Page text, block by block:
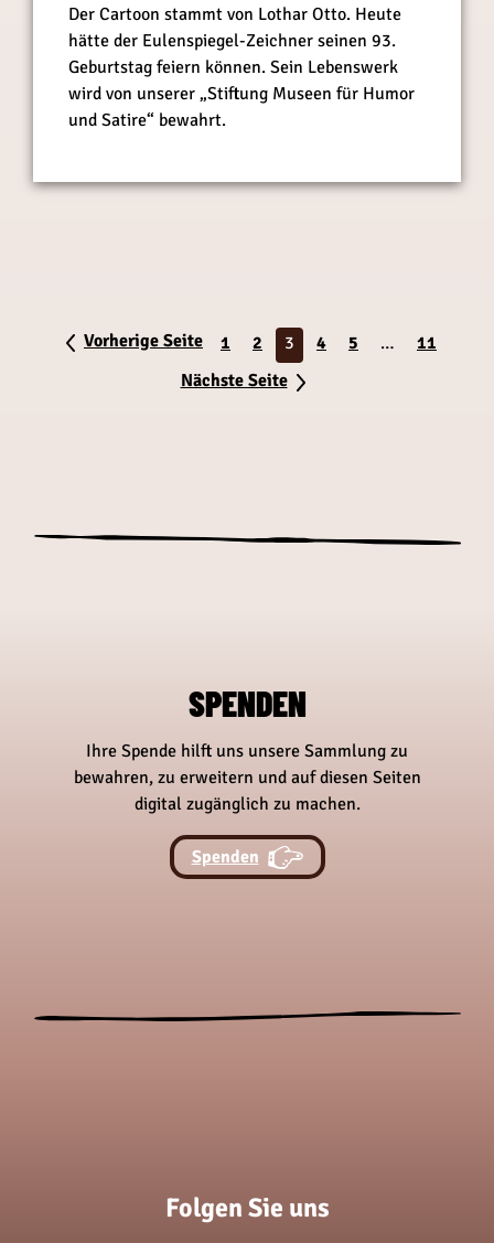
Der Cartoon stammt von Lothar Otto. Heute
hätte der Eulenspiegel-Zeichner seinen 93.
Geburtstag feiern können. Sein Lebenswerk
wird von unserer „Stiftung Museen für Humor
und Satire“ bewahrt.
Vorherige Seite 1 2 3 4 5 …
11
Nächste Seite
SPENDEN
Ihre Spende hilft uns unsere Sammlung zu
bewahren, zu erweitern und auf diesen Seiten
digital zugänglich zu machen.
Spenden
Folgen Sie uns